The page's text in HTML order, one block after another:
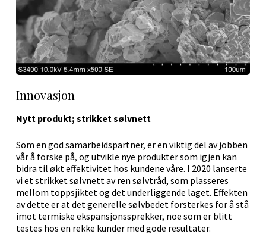
Innovasjon
Nytt produkt; strikket sølvnett
Som en god samarbeidspartner, er en viktig del av jobben
vår å forske på, og utvikle nye produkter som igjen kan
bidra til økt effektivitet hos kundene våre. I 2020 lanserte
vi et strikket sølvnett av ren sølvtråd, som plasseres
mellom toppsjiktet og det underliggende laget. Effekten
av dette er at det generelle sølvbedet forsterkes for å stå
imot termiske ekspansjonssprekker, noe som er blitt
testes hos en rekke kunder med gode resultater.